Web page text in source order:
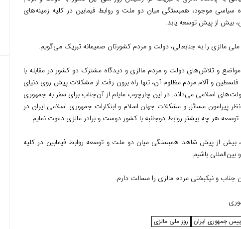
سیاسی موجود، همبستگی میان دو ملت و روابط فیمابین در کلیه زمینه‌های
بیش از پیش توسعه یابد.
مالزی را به جنابعالی، دولت و مردم کشورتان صمیمانه تبریک می‌گویم.
و تلاش‌های دولت و مردم مالزی و دیدگاه مشترک دو کشور در مقابله با
و آلام مردم مظلوم آن، تنها راه برون رفت از مشکلات پیش روی دنیای
اسلامی می‌داند. در این چارچوب مایلم از آن‌جناب برای سفر به جمهوری
نظر پیرامون مسائل و مشکلات جهان اسلام و ابتکارات جمهوری اسلامی ایران در
هر چه بیشتر روابط دوجانبه با کشور دوست و برادر مالزی دعوت نمایم.
بیش از پیش شاهد همبستگی میان دو ملت و توسعه روابط فیمابین در کلیه
باشیم.
جناب و نیکبختی مردم مالزی را مسالت دارم.
جمهوری ایران روز ملی مالزی